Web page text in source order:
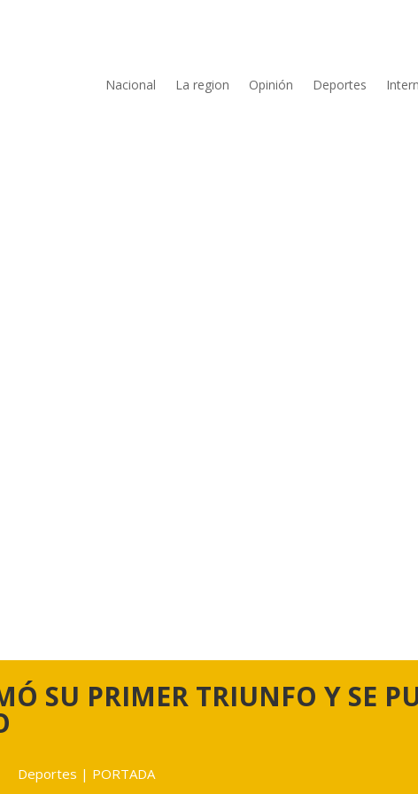
Nacional La region Opinión Deportes
SU PRIMER TRIUNFO Y SE
Deportes | PORTADA